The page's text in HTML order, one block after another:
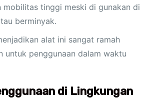
mobilitas tinggi meski di gunakan di
berminyak.
alat ini sangat ramah
untuk penggunaan dalam waktu
di Lingkungan